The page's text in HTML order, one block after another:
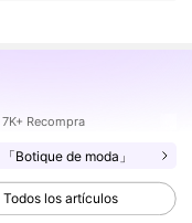
7K+ Recompra
「Botique de moda」
Todos los artículos